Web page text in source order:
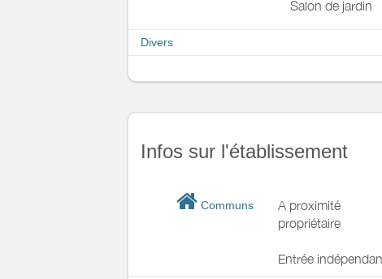
Salon de jardin
Divers
Infos sur l'établissement
Communs
A proximité
propriétaire
Entrée